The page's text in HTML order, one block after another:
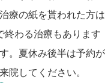
療の紙を貰われた方は
わる治療もあります
。夏休み後半は予約が
院してください。